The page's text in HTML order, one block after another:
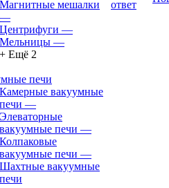
Магнитные мешалки
—
Центрифуги —
Мельницы —
+ Ещё 2
печи
Камерные вакуумные
печи —
Элеваторные
вакуумные печи —
Колпаковые
вакуумные печи —
Шахтные вакуумные
печи
ответ